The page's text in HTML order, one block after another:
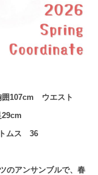
107cm ウエスト
ムス 36
のアンサンブルで、春